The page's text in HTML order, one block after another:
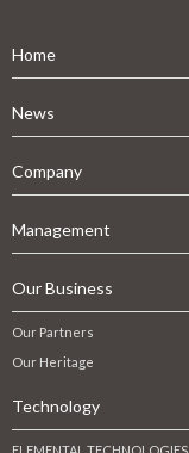
Home
News
Company
Management
Our Business
Our Partners
Our Heritage
Technology